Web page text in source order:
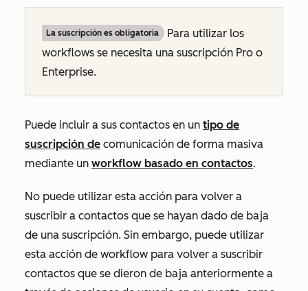
La suscripción es obligatoria
Para utilizar los
workflows se necesita una suscripción Pro o
Enterprise.
Puede incluir a sus contactos en un tipo de
suscripción de comunicación de forma masiva
mediante un workflow basado en contactos.
No puede utilizar esta acción para volver a
suscribir a contactos que se hayan dado de baja
de una suscripción. Sin embargo, puede utilizar
esta acción de workflow para volver a suscribir
contactos que se dieron de baja anteriormente a